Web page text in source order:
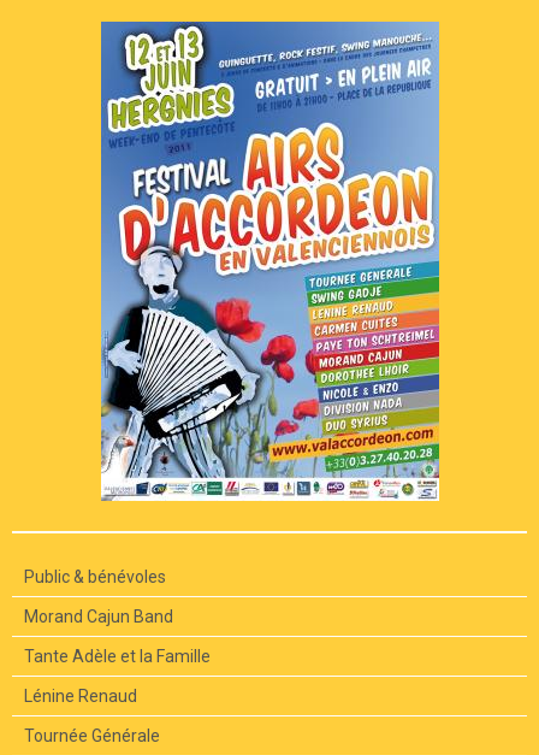
Public & bénévoles
Morand Cajun Band
Tante Adèle et la Famille
Lénine Renaud
Tournée Générale